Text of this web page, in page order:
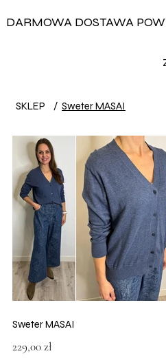
DARMOWA DOSTAWA
SKLEP / Sweter MASAI
Sweter MASAI
229,00 zł